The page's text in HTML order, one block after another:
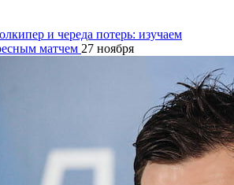
и череда потерь: изучаем
матчем 27 ноября